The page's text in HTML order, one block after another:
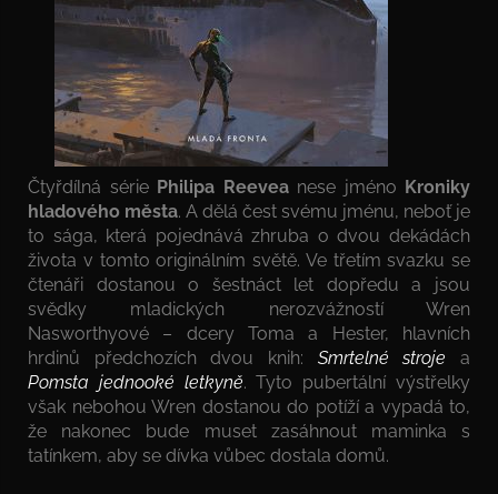
Čtyřdílná série Philipa Reeveanese jméno Kroniky
hladového města. A dělá čest svému jménu, neboť je
to sága, která pojednává zhruba o dvou dekádách
života v tomto originálním světě. Ve třetím svazku se
čtenáři dostanou o šestnáct let dopředu a jsou
svědky mladických nerozvážností Wren
Nasworthyové – dcery Toma a Hester, hlavních
hrdinů předchozích dvou knih: Smrtelné stroje a
Pomsta jednooké letkyně. Tyto pubertální výstřelky
však nebohou Wren dostanou do potíží a vypadá to,
že nakonec bude muset zasáhnout maminka s
tatínkem, aby se dívka vůbec dostala domů.